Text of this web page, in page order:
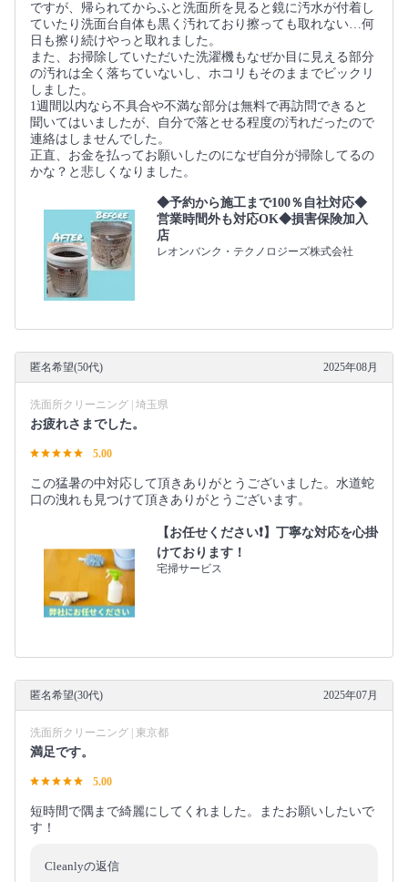
ですが、帰られてからふと洗面所を見ると鏡に汚水が付着し
ていたり洗面台自体も黒く汚れており擦っても取れない…何
日も擦り続けやっと取れました。
また、お掃除していただいた洗濯機もなぜか目に見える部分
の汚れは全く落ちていないし、ホコリもそのままでビックリ
しました。
1週間以内なら不具合や不満な部分は無料で再訪問できると
聞いてはいましたが、自分で落とせる程度の汚れだったので
連絡はしませんでした。
正直、お金を払ってお願いしたのになぜ自分が掃除してるの
かな？と悲しくなりました。
◆予約から施工まで100％自社対応◆
営業時間外も対応OK◆損害保険加入
店
レオンバンク・テクノロジーズ株式会社
匿名希望(50代) 2025年08月
洗面所クリーニング | 埼玉県
お疲れさまでした。
5.00
この猛暑の中対応して頂きありがとうございました。水道蛇
口の洩れも見つけて頂きありがとうございます。
【お任せください❗️】丁寧な対応を心掛
けております！
宅掃サービス
匿名希望(30代) 2025年07月
洗面所クリーニング | 東京都
満足です。
5.00
短時間で隅まで綺麗にしてくれました。またお願いしたいで
す！
Cleanlyの返信